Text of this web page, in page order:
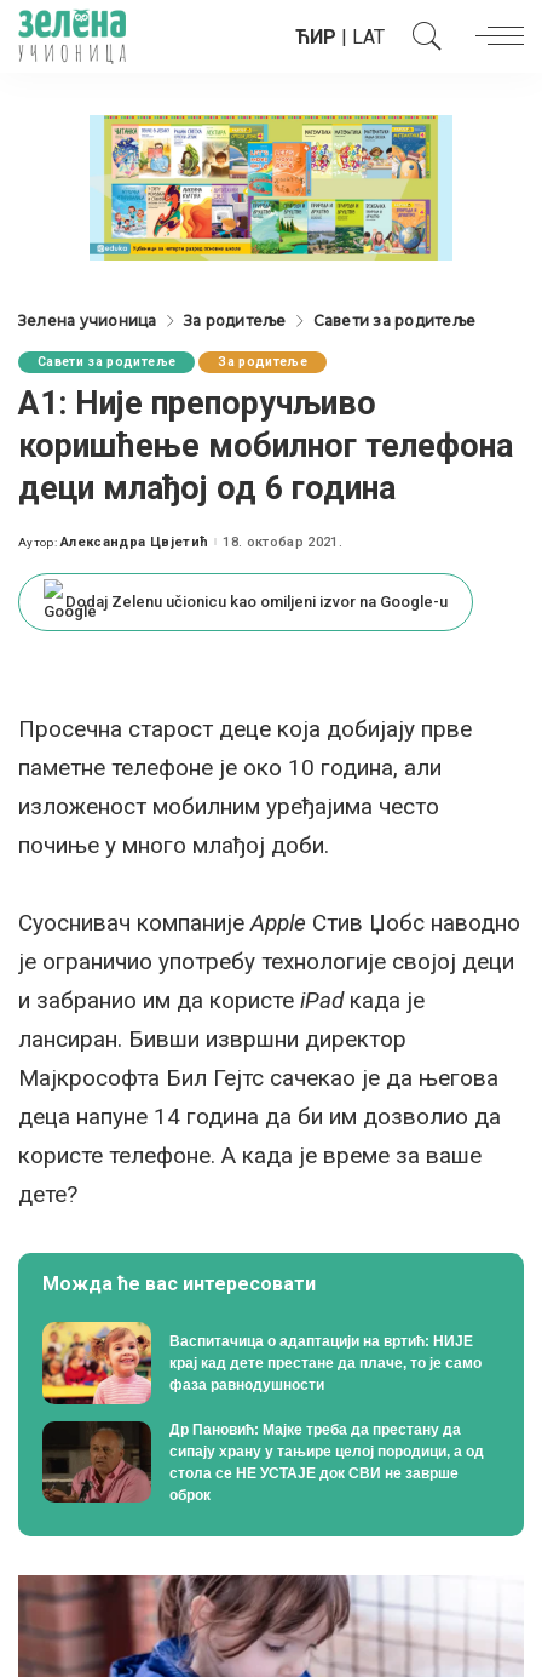
ЋИР | LAT
Зелена учионица За родитеље Савети за родитеље
Савети за родитеље За родитеље
А1: Није препоручљиво
коришћење мобилног телефона
деци млађој од 6 година
Posted
Аутор: Александра Цвјетић 18. октобар 2021.
Dodaj Zelenu učionicu kao omiljeni izvor na Google-u
Просечна старост деце која добијају прве
паметне телефоне је око 10 година, али
изложеност мобилним уређајима често
почиње у много млађој доби.
Суоснивач компанијеApple Стив Џобс наводно
је ограничио употребу технологије својој деци
и забранио им да користе iPadкада је
лансиран. Бивши извршни директор
Мајкрософта Бил Гејтс сачекао је да његова
деца напуне 14 година да би им дозволио да
користе телефоне. А када је време за ваше
дете?
Можда ће вас интересовати
Васпитачица о адаптацији на вртић: НИЈЕ
крај кад дете престане да плаче, то је само
фаза равнодушности
Др Пановић: Мајке треба да престану да
сипају храну у тањире целој породици, а од
стола се НЕ УСТАЈЕ док СВИ не заврше
оброк